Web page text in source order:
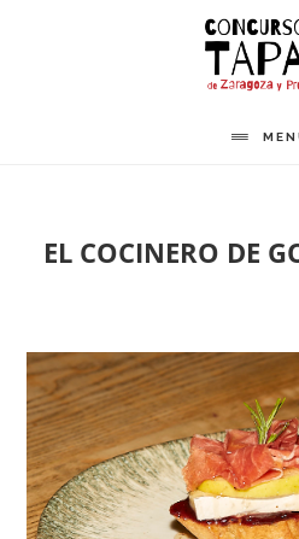
EL COCINERO DE